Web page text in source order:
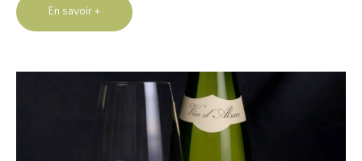
En savoir +